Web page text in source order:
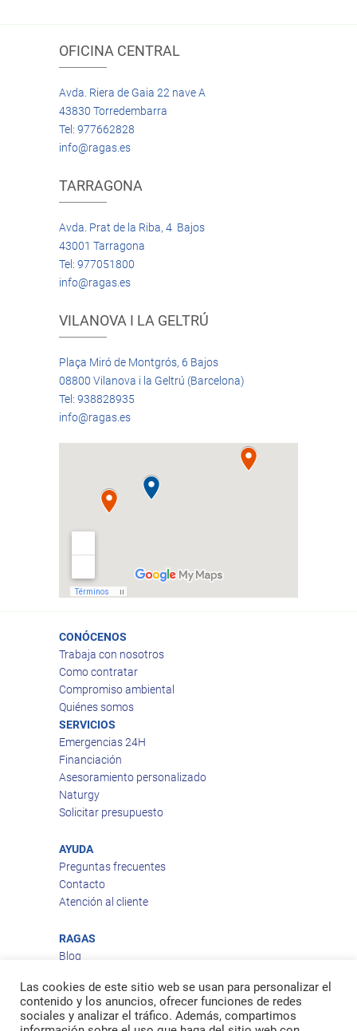
OFICINA CENTRAL
Avda. Riera de Gaia 22 nave A
43830 Torredembarra
Tel: 977662828
info@ragas.es
TARRAGONA
Avda. Prat de la Riba, 4 Bajos
43001 Tarragona
Tel: 977051800
info@ragas.es
VILANOVA I LA GELTRÚ
Plaça Miró de Montgrós, 6 Bajos
08800 Vilanova i la Geltrú (Barcelona)
Tel: 938828935
info@ragas.es
CONÓCENOS
Trabaja con nosotros
Como contratar
Compromiso ambiental
Quiénes somos
SERVICIOS
Emergencias 24H
Financiación
Asesoramiento personalizado
Naturgy
Solicitar presupuesto
AYUDA
Preguntas frecuentes
Contacto
Atención al cliente
RAGAS
Blog
Política de privacidad
Política de cookies
Política de envío
Las cookies de este sitio web se usan para personalizar el
contenido y los anuncios, ofrecer funciones de redes
sociales y analizar el tráfico. Además, compartimos